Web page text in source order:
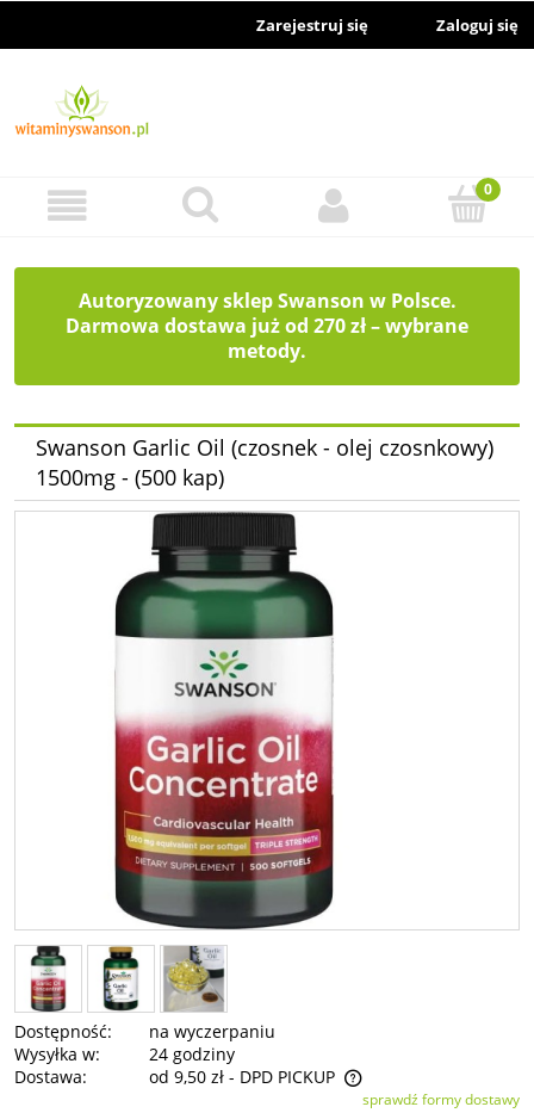
Zarejestruj się Zaloguj się
Autoryzowany sklep Swanson w Polsce.
Darmowa dostawa już od 270 zł – wybrane
metody.
Swanson Garlic Oil (czosnek - olej czosnkowy)
1500mg - (500 kap)
Dostępność:
na wyczerpaniu
Wysyłka w:
24 godziny
Dostawa:
od 9,50 zł - DPD PICKUP
Cena nie zawiera ewentualnych kosztów płatnościsprawdź formy dostawy